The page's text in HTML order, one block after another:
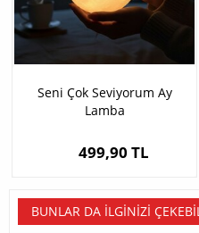
Seni Çok Seviyorum Ay
Lamba
499,90 TL
BUNLAR DA İLGINIZI